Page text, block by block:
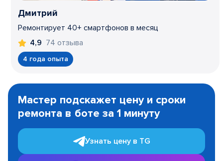
Дмитрий
Ремонтирует 40+ смартфонов в месяц
4,9 74 отзыва
4 года опыта
1
Мастер подскажет цену и сроки
ремонта в боте за 1 минуту
Узнать цену в TG